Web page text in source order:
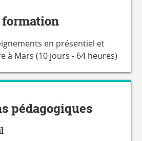
formation
en présentiel et
à Mars (10 jours - 64 heures)
pédagogiques